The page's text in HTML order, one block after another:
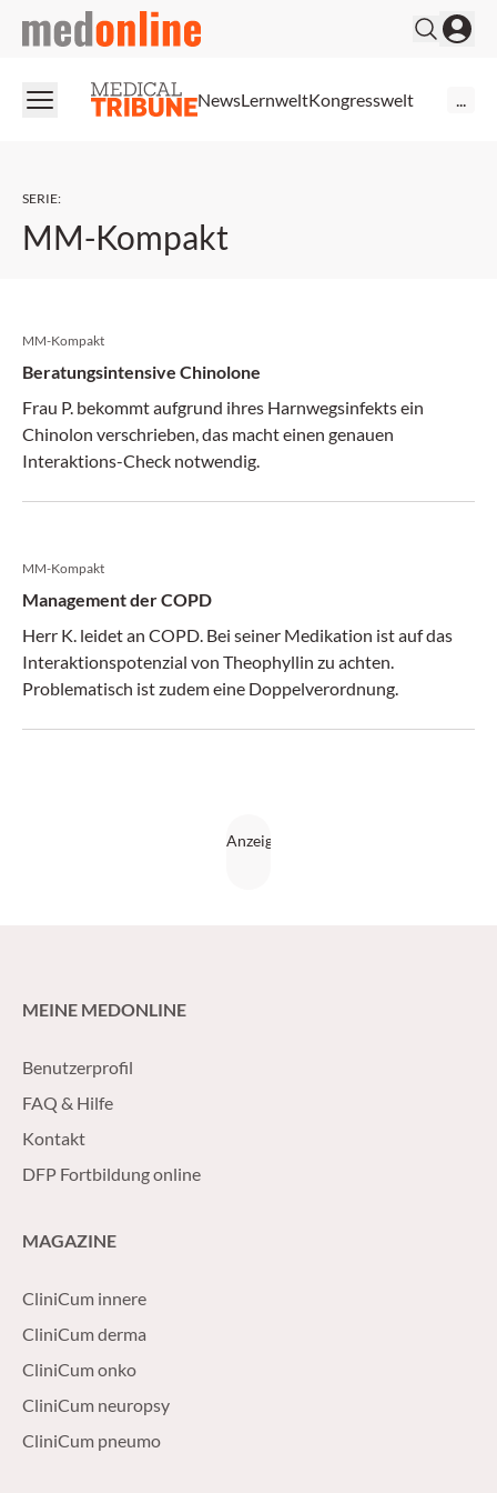
medonline
NewsLernweltKongresswelt
SERIE:
MM-Kompakt
MM-Kompakt
Beratungsintensive Chinolone
Frau P. bekommt aufgrund ihres Harnwegsinfekts ein
Chinolon verschrieben, das macht einen genauen
Interaktions-Check notwendig.
MM-Kompakt
Management der COPD
Herr K. leidet an COPD. Bei seiner Medikation ist auf das
Interaktionspotenzial von Theophyllin zu achten.
Problematisch ist zudem eine Doppelverordnung.
MEINE MEDONLINE
Benutzerprofil
FAQ & Hilfe
Kontakt
DFP Fortbildung online
MAGAZINE
CliniCum innere
CliniCum derma
CliniCum onko
CliniCum neuropsy
CliniCum pneumo